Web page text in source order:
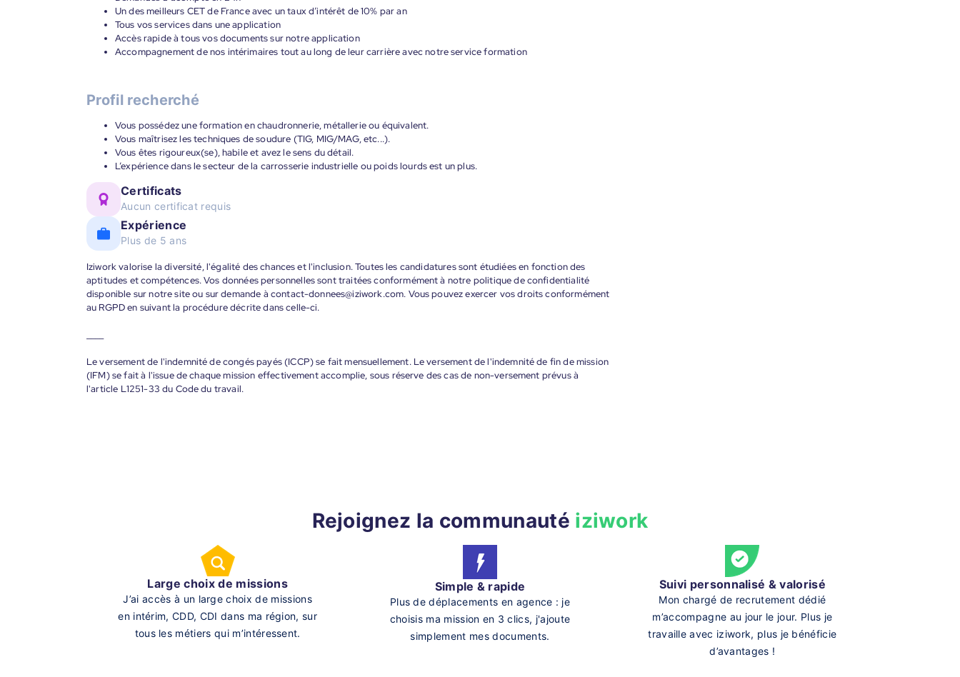
Un des meilleurs CET de France avec un taux d’intérêt de 10% par an
Tous vos services dans une application
Accès rapide à tous vos documents sur notre application
Accompagnement de nos intérimaires tout au long de leur carrière avec notre service formation
Profil recherché
Vous possédez une formation en chaudronnerie, métallerie ou équivalent.
Vous maîtrisez les techniques de soudure (TIG, MIG/MAG, etc...).
Vous êtes rigoureux(se), habile et avez le sens du détail.
L’expérience dans le secteur de la carrosserie industrielle ou poids lourds est un plus.
Certificats
Aucun certificat requis
Expérience
Plus de 5 ans
Iziwork valorise la diversité, l'égalité des chances et l'inclusion. Toutes les candidatures sont étudiées en fonction des
aptitudes et compétences. Vos données personnelles sont traitées conformément à notre politique de confidentialité
disponible sur notre site ou sur demande à contact-donnees@iziwork.com. Vous pouvez exercer vos droits conformément
au RGPD en suivant la procédure décrite dans celle-ci.
Le versement de l'indemnité de congés payés (ICCP) se fait mensuellement. Le versement de l'indemnité de fin de mission
(IFM) se fait à l'issue de chaque mission effectivement accomplie, sous réserve des cas de non-versement prévus à
l'article L1251-33 du Code du travail.
Rejoignez la communauté iziwork
Large choix de missions
J’ai accès à un large choix de missions
en intérim, CDD, CDI dans ma région, sur
tous les métiers qui m’intéressent.
Simple & rapide
Plus de déplacements en agence : je
choisis ma mission en 3 clics, j'ajoute
simplement mes documents.
Suivi personnalisé & valorisé
Mon chargé de recrutement dédié
m’accompagne au jour le jour. Plus je
travaille avec iziwork, plus je bénéficie
d’avantages !